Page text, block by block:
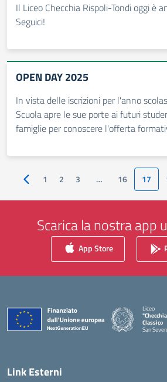
Il Liceo Checchia Rispoli-Tondi oggi è
Seguici!
OPEN DAY 2025
In vista delle iscrizioni per l'anno
Scuola apre le sue porte ai futuri
famiglie per conoscere l'offerta
Pagina precedente
1 2 3 … 16 17
Scarica la nostra app
App Store
Liceo
Classico
San
Link Esterni